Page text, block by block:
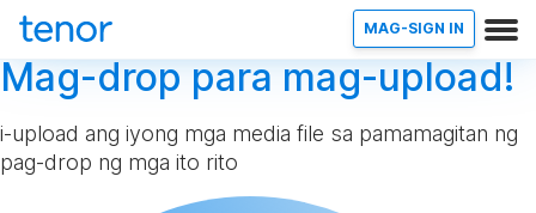
MAG-SIGN IN
Mag-drop para mag-upload!
i-upload ang iyong mga media file sa pamamagitan ng
pag-drop ng mga ito rito